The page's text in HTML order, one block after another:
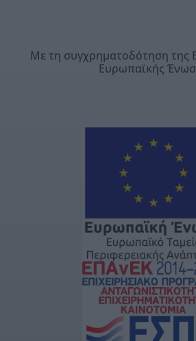
Με τη συγχρηματοδότηση της
Ευρωπαϊκής